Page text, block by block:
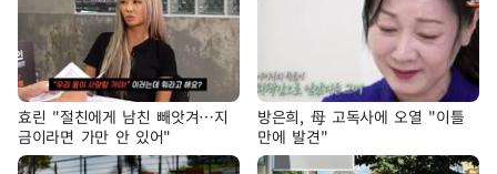
효린 "절친에게 남친 빼앗겨…지
금이라면 가만 안 있어"
방은희, 母 고독사에 오열 "이틀
만에 발견"